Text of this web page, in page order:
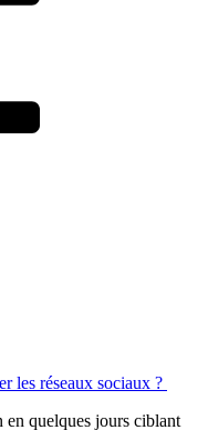
les réseaux sociaux ?
en quelques jours ciblant